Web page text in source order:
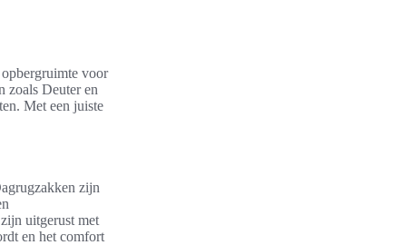
voor
zoals Deuter en
Met een juiste
zijn
uitgerust met
en het comfort